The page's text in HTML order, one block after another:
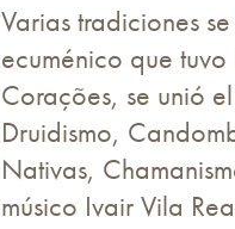
Varias tradiciones
ecuménico que
Corações, se unió
Druidismo,
Nativas,
músico Ivair Vila